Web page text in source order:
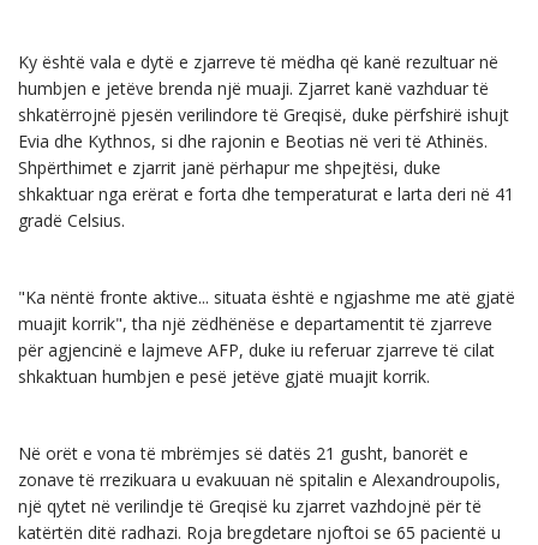
Ky është vala e dytë e zjarreve të mëdha që kanë rezultuar në
humbjen e jetëve brenda një muaji. Zjarret kanë vazhduar të
shkatërrojnë pjesën verilindore të Greqisë, duke përfshirë ishujt
Evia dhe Kythnos, si dhe rajonin e Beotias në veri të Athinës.
Shpërthimet e zjarrit janë përhapur me shpejtësi, duke
shkaktuar nga erërat e forta dhe temperaturat e larta deri në 41
gradë Celsius.
"Ka nëntë fronte aktive... situata është e ngjashme me atë gjatë
muajit korrik", tha një zëdhënëse e departamentit të zjarreve
për agjencinë e lajmeve AFP, duke iu referuar zjarreve të cilat
shkaktuan humbjen e pesë jetëve gjatë muajit korrik.
Në orët e vona të mbrëmjes së datës 21 gusht, banorët e
zonave të rrezikuara u evakuuan në spitalin e Alexandroupolis,
një qytet në verilindje të Greqisë ku zjarret vazhdojnë për të
katërtën ditë radhazi. Roja bregdetare njoftoi se 65 pacientë u